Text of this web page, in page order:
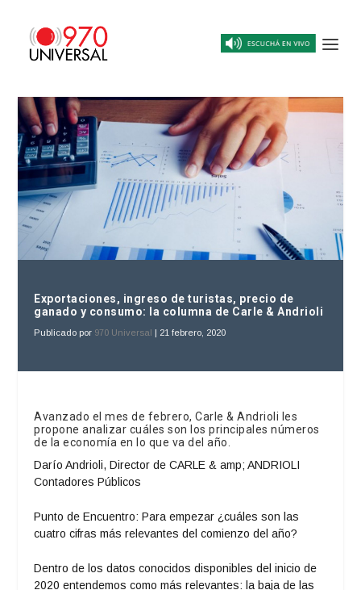
Exportaciones, ingreso de turistas, precio de
ganado y consumo: la columna de Carle & Andrioli
Publicado por 970 Universal | 21 febrero, 2020
Avanzado el mes de febrero, Carle & Andrioli les
propone analizar cuáles son los principales números
de la economía en lo que va del año.
Darío Andrioli, Director de CARLE & amp; ANDRIOLI
Contadores Públicos
Punto de Encuentro: Para empezar ¿cuáles son las
cuatro cifras más relevantes del comienzo del año?
Dentro de los datos conocidos disponibles del inicio de
2020 entendemos como más relevantes: la baja de las